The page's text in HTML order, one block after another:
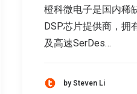
橙科微电子是国内稀
DSP芯片提供商，拥
及高速SerDes…
by Steven Li